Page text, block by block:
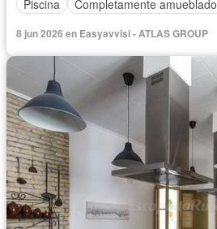
Piscina
Completamente amueblado
8 jun 2026 en Easyavvisi - ATLAS GROUP